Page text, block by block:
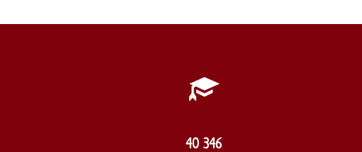
40 346